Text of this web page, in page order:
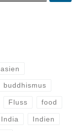
asien
buddhismus
Fluss food
India Indien